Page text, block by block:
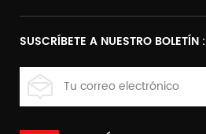
SUSCRÍBETE A NUESTRO BOLETÍN :